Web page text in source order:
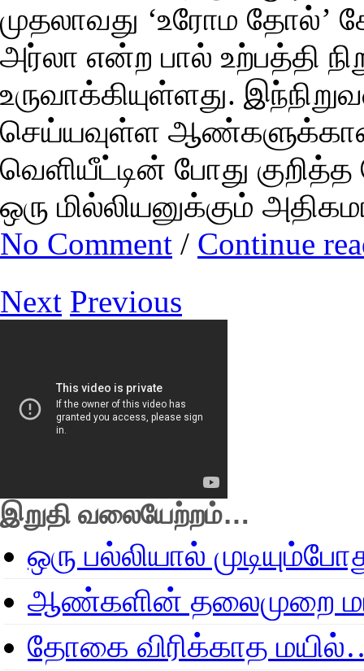
முதலாவது ‘உரோம தோல்’
அர்லா என்ற பால் உற்பத்தி
உருவாக்கியுள்ளது.
செய்யவுள்ள ஆண்களுக்கான
வெளியீட்டின் போது
ஒரு மில்லியனுக்கும்
No Comment / Continue
Next Previous
இறுதி வலையேற்றம்…
ஒரு பல்லியால்
ஆண்களின் தலைமுறை
தோகை விரிக்காத